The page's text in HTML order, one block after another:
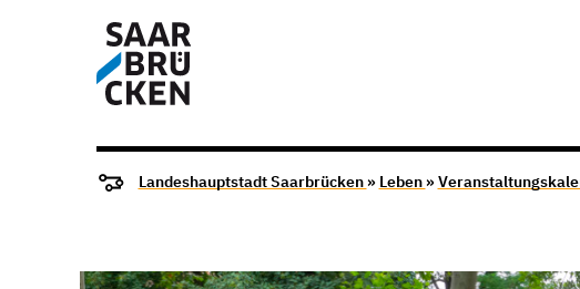
Landeshauptstadt Saarbrücken » Leben »